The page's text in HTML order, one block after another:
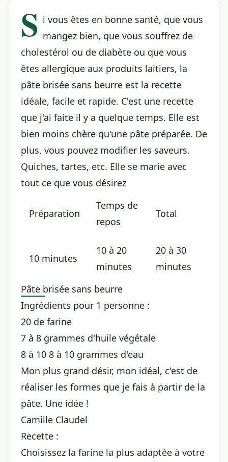
S i vous êtes en bonne santé, que vous
mangez bien, que vous souffrez de
cholestérol ou de diabète ou que vous
êtes allergique aux produits laitiers, la
pâte brisée sans beurre est la recette
idéale, facile et rapide. C'est une recette
que j'ai faite il y a quelque temps. Elle est
bien moins chère qu'une pâte préparée. De
plus, vous pouvez modifier les saveurs.
Quiches, tartes, etc. Elle se marie avec
tout ce que vous désirez
Préparation
Temps de
repos
Total
10 minutes
10 à 20
minutes
20 à 30
minutes
Pâte brisée sans beurre
Ingrédients pour 1 personne :
20 de farine
7 à 8 grammes d'huile végétale
8 à 10 8 à 10 grammes d'eau
Mon plus grand désir, mon idéal, c'est de
réaliser les formes que je fais à partir de la
pâte. Une idée !
Camille Claudel
Recette :
Choisissez la farine la plus adaptée à votre